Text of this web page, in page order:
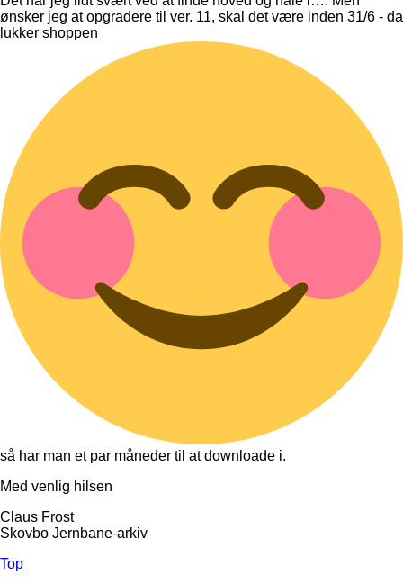
ønsker jeg at opgradere til ver. 11, skal det være inden 31/6 - da
lukker shoppen
så har man et par måneder til at downloade i.
Med venlig hilsen
Claus Frost
Skovbo Jernbane-arkiv
Top